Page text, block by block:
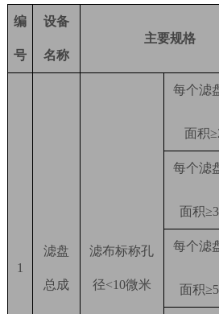
编
号
设备
名称
主要规格
1
滤盘
总成
滤布标称孔
径<10微米
每个滤
面积
每个滤
面积
每个滤
面积